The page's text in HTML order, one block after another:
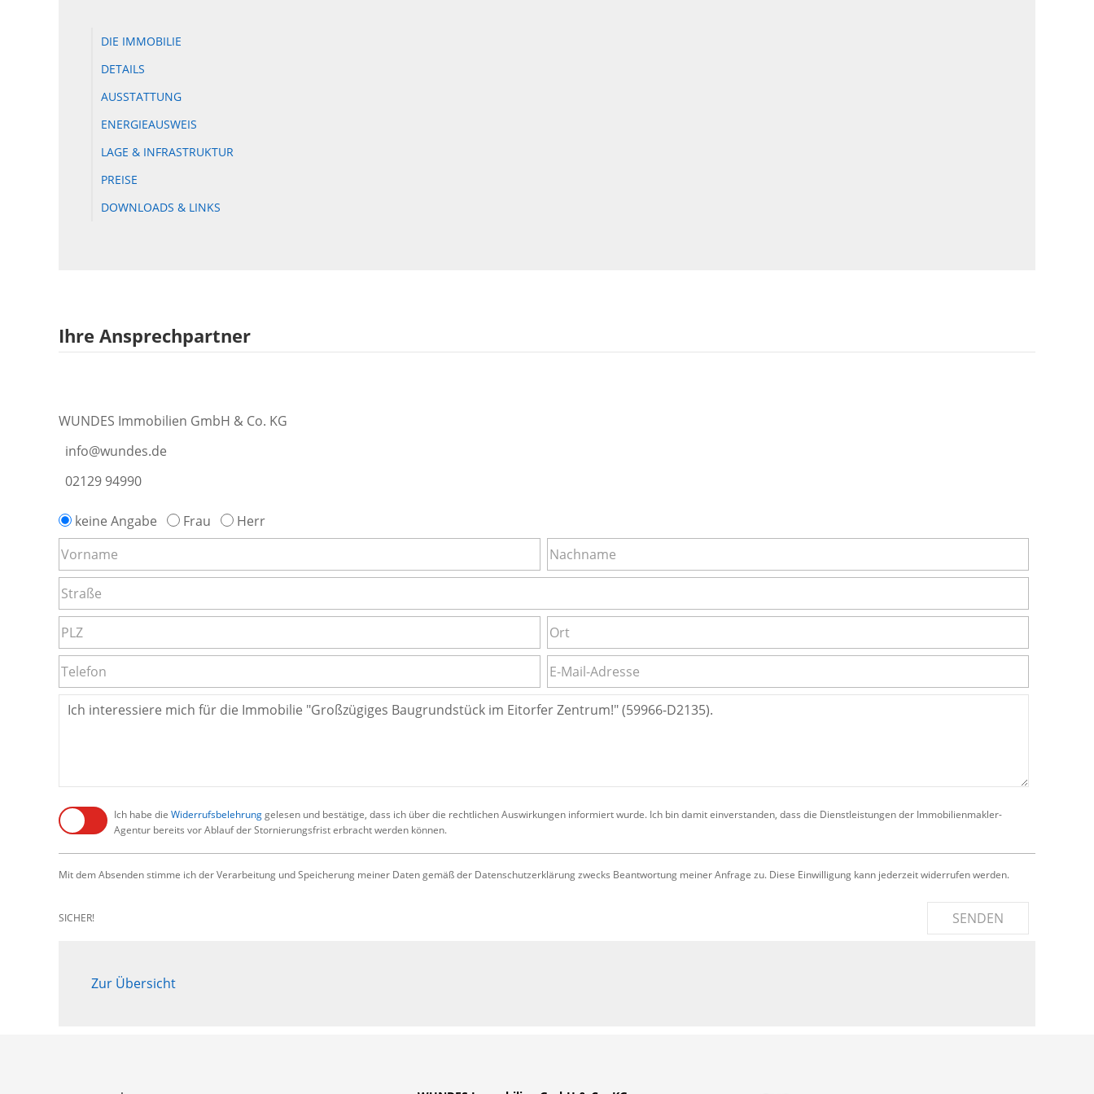
DIE IMMOBILIE
DETAILS
AUSSTATTUNG
ENERGIEAUSWEIS
LAGE & INFRASTRUKTUR
PREISE
DOWNLOADS & LINKS
Ihre Ansprechpartner
WUNDES Immobilien GmbH & Co. KG
info@wundes.de
02129 94990
keine Angabe Frau Herr
Ich habe die Widerrufsbelehrunggelesen und bestätige, dass ich über die rechtlichen Auswirkungen informiert wurde. Ich bin damit einverstanden, dass die Dienstleistungen der Immobilienmakler-
Agentur bereits vor Ablauf der Stornierungsfrist erbracht werden können.
Mit dem Absenden stimme ich der Verarbeitung und Speicherung meiner Daten gemäß der Datenschutzerklärung zwecks Beantwortung meiner Anfrage zu. Diese Einwilligung kann jederzeit widerrufen werden.
SICHER! SENDEN
Zur Übersicht